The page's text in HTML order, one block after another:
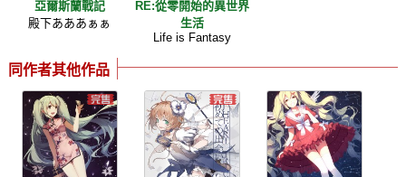
亞爾斯蘭戰記
殿下あああぁぁ
RE:從零開始的異世界
生活
Life is Fantasy
同作者其他作品